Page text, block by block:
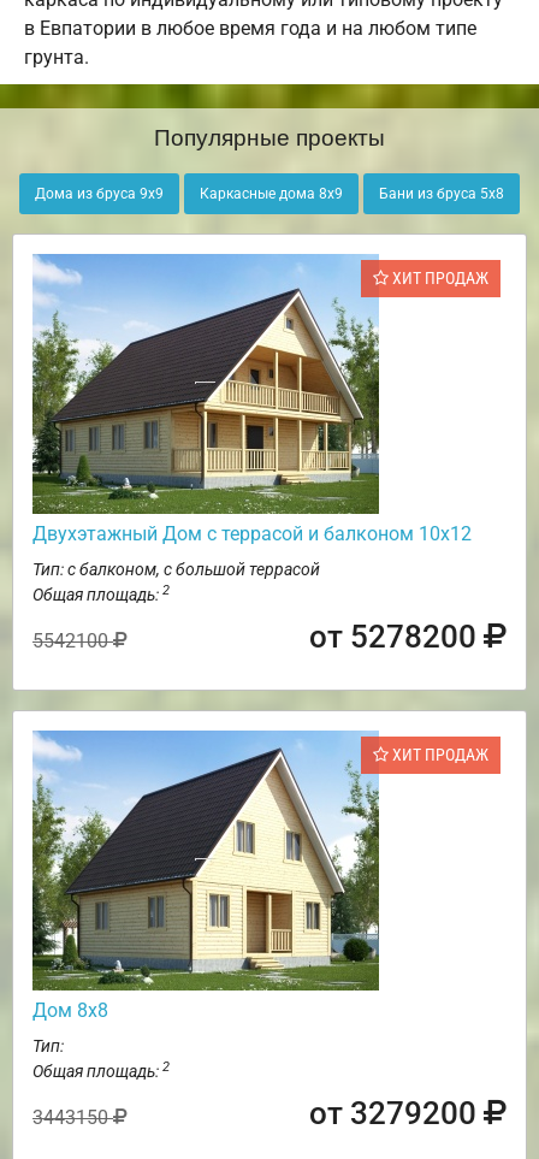
в Евпатории в любое время года и на любом типе
грунта.
Популярные проекты
Дома из бруса 9х9 Каркасные дома 8х9 Бани из бруса 5х8
ХИТ ПРОДАЖ
Двухэтажный Дом с террасой и балконом 10х12
Тип: с балконом, с большой террасой
Общая площадь: 2
5542100 от 5278200
ХИТ ПРОДАЖ
Дом 8х8
Тип:
Общая площадь: 2
3443150 от 3279200